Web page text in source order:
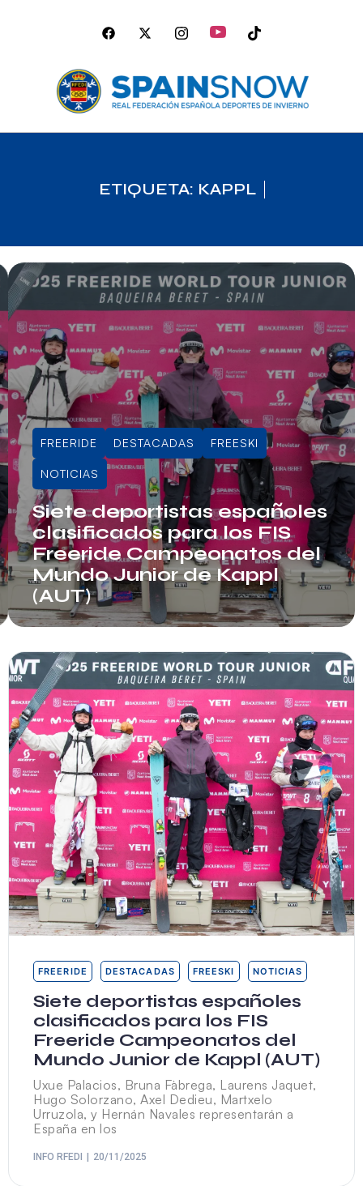
ETIQUETA: KAPPL
FREERIDE DESTACADAS FREESKI
NOTICIAS
Siete deportistas españoles
clasificados para los FIS
Freeride Campeonatos del
Mundo Junior de Kappl
(AUT)
Info RFEDI
FREERIDE DESTACADAS FREESKI NOTICIAS
Siete deportistas españoles
clasificados para los FIS
Freeride Campeonatos del
Mundo Junior de Kappl (AUT)
Uxue Palacios, Bruna Fàbrega, Laurens Jaquet,
Hugo Solorzano, Axel Dedieu, Martxelo
Urruzola, y Hernán Navales representarán a
España en los
INFO RFEDI 20/11/2025